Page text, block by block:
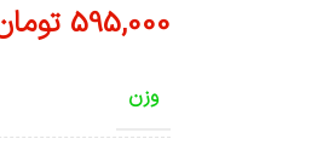
595,000
وزن